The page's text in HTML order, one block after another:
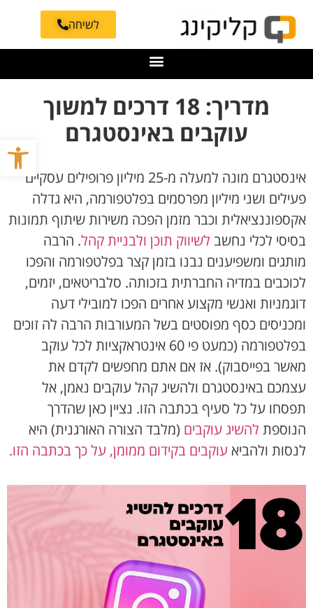
פתח
לשיחה
מדריך: 18 דרכים למשוך
עוקבים באינסטגרם
אינסטגרם מונה למעלה מ-25 מיליון פרופילים עסקיים
פעילים ושני מיליון מפרסמים בפלטפורמה, היא גדלה
אקספוננציאלית וכבר מזמן הפכה משירות שיתוף תמונות
בסיסי לכלי נחשב לשיווק תוכן ולבניית קהל. הרבה
מותגים ומשפיענים נבנו בזמן קצר בפלטפורמה והפכו
לכוכבים במדיה החברתית בזכותה. סלבריטאים, יזמים,
דוגמניות ואנשי מקצוע אחרים הפכו למובילי דעה
ומכניסים כסף מפוסטים בשל המעורבות הרבה לה זוכים
בפלטפורמה (כמעט פי 60 אינטראקציות לכל עוקב
מאשר בפייסבוק). אז אם אתם מחפשים לקדם את
עצמכם באינסטגרם ולהשיג קהל עוקבים נאמן, אל
תפסחו על כל סעיף בכתבה הזו. נציין כאן שהדרך
הנוספת להשיג עוקבים (מלבד הצורה האורגנית) היא
לנסות ולהביא עוקבים בקידום ממומן, על כך בכתבה הזו.